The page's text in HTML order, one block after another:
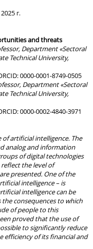
г.
and threats
Department «Sectoral
Technical University,
0000-0001-8749-0505
Department «Sectoral
Technical University,
0000-0002-4840-3971
of artificial intelligence. The
analog and information
of digital technologies
the level of
presented. One of the
intelligence – is
intelligence can be
the consequences to which
of people to this
proved that the use of
to significantly reduce
efficiency of its financial and